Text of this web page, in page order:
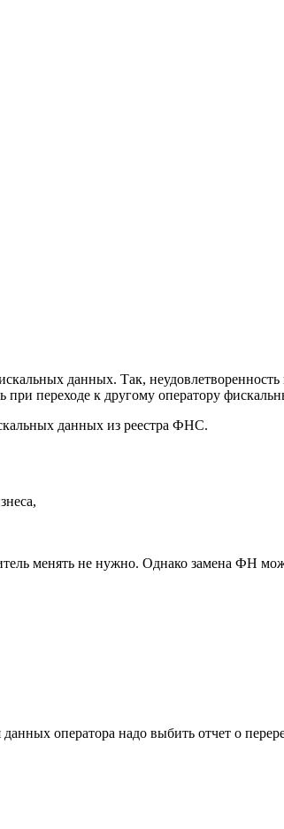
данных. Так, неудовлетворенность
переходе к другому оператору
данных из реестра ФНС.
менять не нужно. Однако замена ФН
оператора надо выбить отчет о